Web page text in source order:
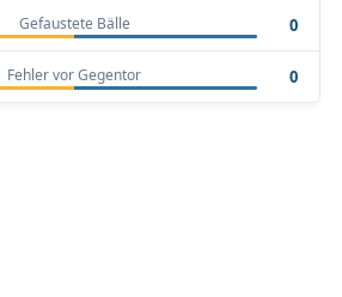
Gefaustete Bälle 0
Fehler vor Gegentor 0